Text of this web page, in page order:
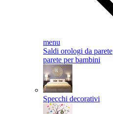
menu
Saldi orologi da parete
parete per bambini
Specchi decorativi